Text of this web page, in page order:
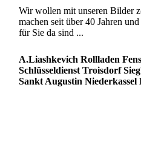
Wir wollen mit unseren Bilder
machen seit über 40 Jahren
für Sie da sind ...
A.Liashkevich Rollladen
Schlüsseldienst Troisdorf
Sankt Augustin